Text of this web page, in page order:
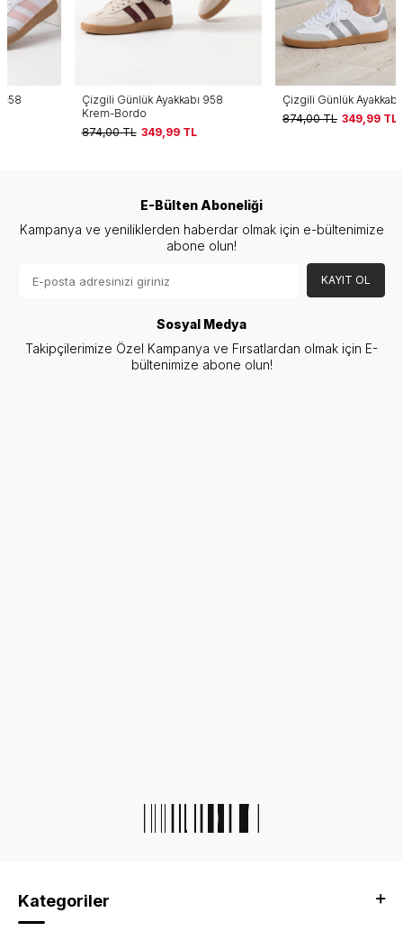
Çizgili Günlük Ayakkabı 958
349,99TL
Çizgili Günlük Ayakkabı 958 Gri
349,99TL
E-Bülten Aboneliği
Kampanya ve yeniliklerden haberdar olmak için e-bültenimize
abone olun!
KAYIT OL
Sosyal Medya
Takipçilerimize Özel Kampanya ve Fırsatlardan olmak için E-
bültenimize abone olun!
Kategoriler